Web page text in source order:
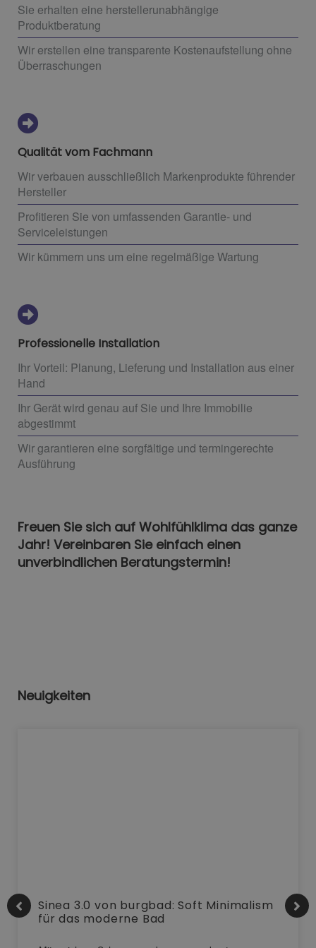
Sie erhalten eine herstellerunabhängige
Produktberatung
Wir erstellen eine transparente Kostenaufstellung ohne
Überraschungen
Qualität vom Fachmann
Wir verbauen ausschließlich Markenprodukte führender
Hersteller
Profitieren Sie von umfassenden Garantie- und
Serviceleistungen
Wir kümmern uns um eine regelmäßige Wartung
Professionelle Installation
Ihr Vorteil: Planung, Lieferung und Installation aus einer
Hand
Ihr Gerät wird genau auf Sie und Ihre Immobilie
abgestimmt
Wir garantieren eine sorgfältige und termingerechte
Ausführung
Freuen Sie sich auf Wohlfühlklima das ganze
Jahr! Vereinbaren Sie einfach einen
unverbindlichen Beratungstermin!
Neuigkeiten
Sinea 3.0 von burgbad: Soft Minimalism
für das moderne Bad